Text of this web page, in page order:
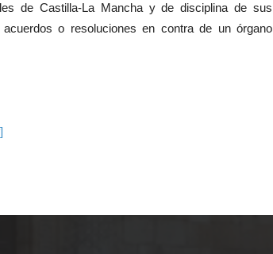
de Castilla-La Mancha y de disciplina de sus
o resoluciones en contra de un órgano